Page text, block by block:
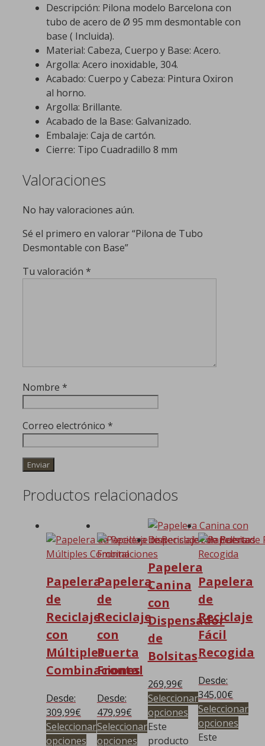
Descripción: Pilona modelo Barcelona con
tubo de acero de Ø 95 mm desmontable con
base ( Incluida).
Material: Cabeza, Cuerpo y Base: Acero.
Argolla: Acero inoxidable, 304.
Acabado: Cuerpo y Cabeza: Pintura Oxiron
al horno.
Argolla: Brillante.
Acabado de la Base: Galvanizado.
Embalaje: Caja de cartón.
Cierre: Tipo Cuadradillo 8 mm
Valoraciones
No hay valoraciones aún.
Sé el primero en valorar “Pilona de Tubo
Desmontable con Base”
Tu valoración *
Nombre *
Correo electrónico *
Productos relacionados
Papelera
de
Reciclaje
con
Múltiples
Combinaciones
Desde:
309,99€
Seleccionar
opciones
Papelera
de
Reciclaje
con
Puerta
Frontal
Desde:
479,99€
Seleccionar
opciones
Papelera
Canina
con
Dispensador
de
Bolsitas
269,99€
Seleccionar
opciones
Este
producto
Papelera
de
Reciclaje
Fácil
Recogida
Desde:
345,00€
Seleccionar
opciones
Este